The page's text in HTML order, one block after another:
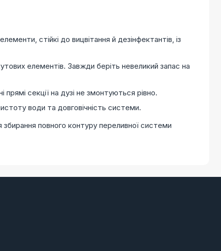
стійкі до вицвітання й дезінфектантів, із
елементів. Завжди беріть невеликий запас на
прямі секції на дузі не змонтуються рівно.
води та довговічність системи.
збирання повного контуру переливної системи